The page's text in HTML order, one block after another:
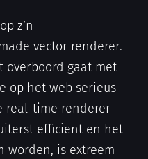
z’n
vector renderer.
overboord gaat met
op het web serieus
real-time renderer
efficiënt en het
worden, is extreem